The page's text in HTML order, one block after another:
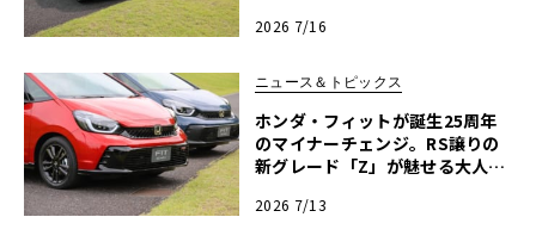
2026 7/16
ニュース＆トピックス
ホンダ・フィットが誕生25周年
のマイナーチェンジ。RS譲りの
新グレード「Z」が魅せる大人の
2026 7/13